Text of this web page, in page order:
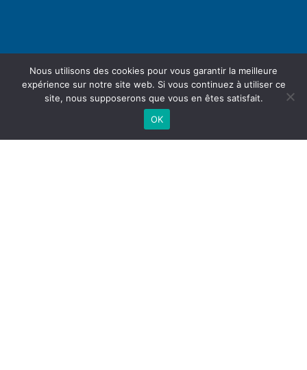
Nous utilisons des cookies pour vous garantir la meilleure
expérience sur notre site web. Si vous continuez à utiliser ce
site, nous supposerons que vous en êtes satisfait.
OK